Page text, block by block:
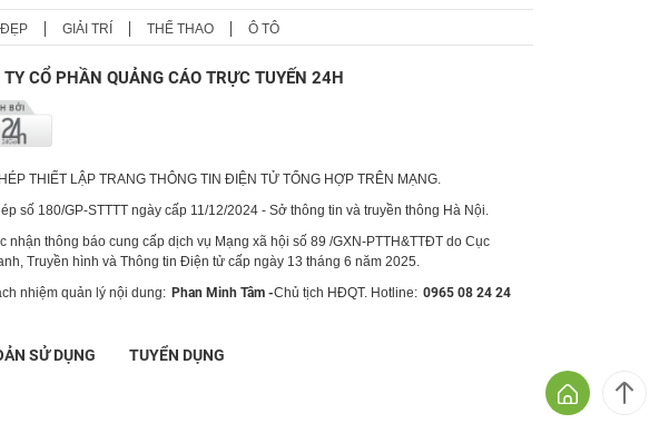
Huyền là ai?
ĐẸP GIẢI TRÍ THỂ THAO Ô TÔ
TY CỔ PHẦN QUẢNG CÁO TRỰC TUYẾN 24H
THIẾT LẬP TRANG THÔNG TIN ĐIỆN TỬ TỔNG HỢP TRÊN MẠNG.
số 180/GP-STTTT ngày cấp 11/12/2024 - Sở thông tin và truyền thông Hà Nội.
nhận thông báo cung cấp dịch vụ Mạng xã hội số 89 /GXN-PTTH&TTĐT do Cục
Truyền hình và Thông tin Điện tử cấp ngày 13 tháng 6 năm 2025.
nhiệm quản lý nội dung: Phan Minh Tâm -Chủ tịch HĐQT. Hotline: 0965 08 24 24
SỬ DỤNG TUYỂN DỤNG